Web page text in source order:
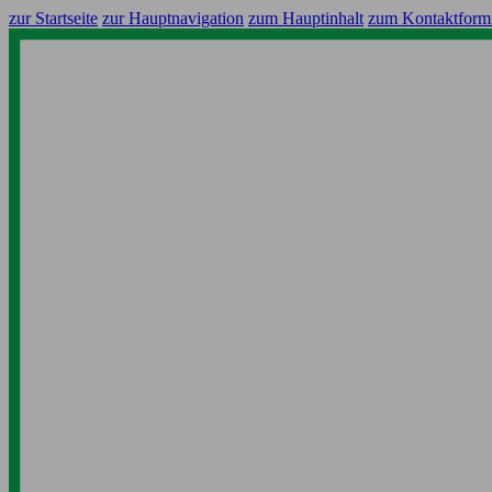
zur Startseite zur Hauptnavigation zum Hauptinhalt zum